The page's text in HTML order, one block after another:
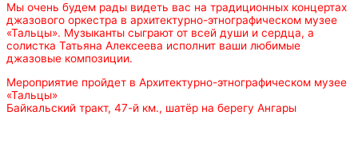
Мы очень будем рады видеть вас на традиционных концертах
джазового оркестра в архитектурно-этнографическом музее
«Тальцы». Музыканты сыграют от всей души и сердца, а
солистка Татьяна Алексеева исполнит ваши любимые
джазовые композиции.
Мероприятие пройдет в Архитектурно-этнографическом музее
«Тальцы»
Байкальский тракт, 47-й км., шатёр на берегу Ангары